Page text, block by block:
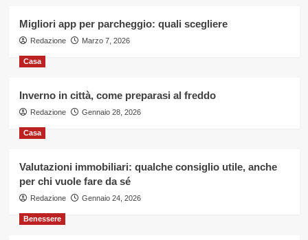
Migliori app per parcheggio: quali scegliere
Redazione Marzo 7, 2026
Casa
Inverno in città, come preparasi al freddo
Redazione Gennaio 28, 2026
Casa
Valutazioni immobiliari: qualche consiglio utile, anche
per chi vuole fare da sé
Redazione Gennaio 24, 2026
Benessere